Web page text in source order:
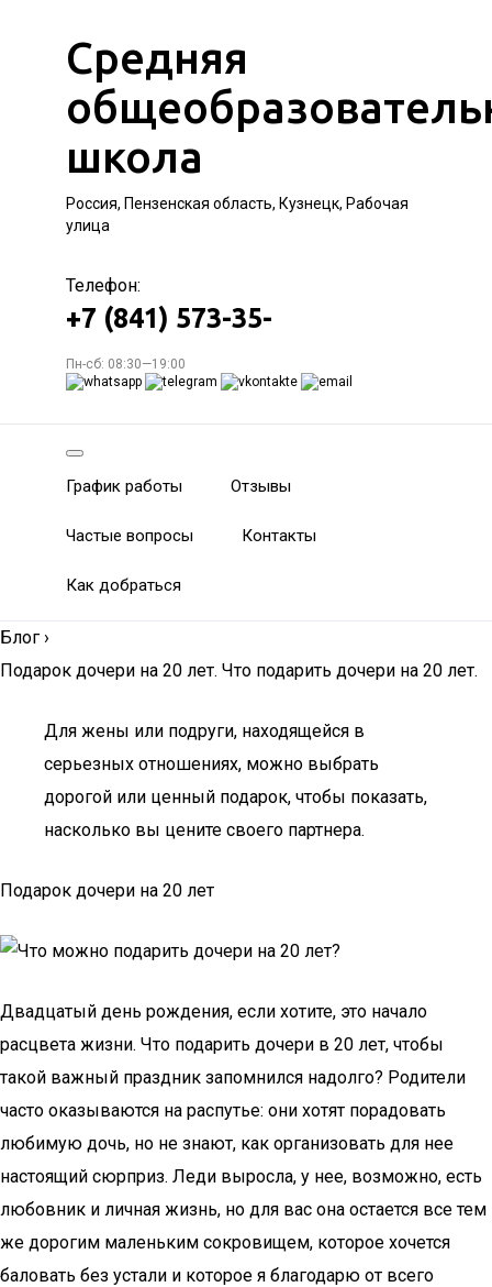
Средняя
школа
Россия, Пензенская область, Кузнецк, Рабочая
улица
Телефон:
+7 (841) 573-35-
Пн-сб: 08:30—19:00
График работы Отзывы
Частые вопросы Контакты
Как добраться
Блог ›
Подарок дочери на 20 лет. Что подарить дочери на 20 лет.
Для жены или подруги, находящейся в
серьезных отношениях, можно выбрать
дорогой или ценный подарок, чтобы показать,
насколько вы цените своего партнера.
Подарок дочери на 20 лет
Двадцатый день рождения, если хотите, это начало
расцвета жизни. Что подарить дочери в 20 лет, чтобы
такой важный праздник запомнился надолго? Родители
часто оказываются на распутье: они хотят порадовать
любимую дочь, но не знают, как организовать для нее
настоящий сюрприз. Леди выросла, у нее, возможно, есть
любовник и личная жизнь, но для вас она остается все тем
же дорогим маленьким сокровищем, которое хочется
баловать без устали и которое я благодарю от всего